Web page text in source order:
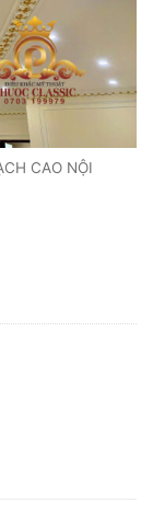
CAO NỘI